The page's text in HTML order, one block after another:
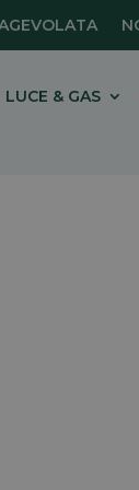
LUCE & GAS